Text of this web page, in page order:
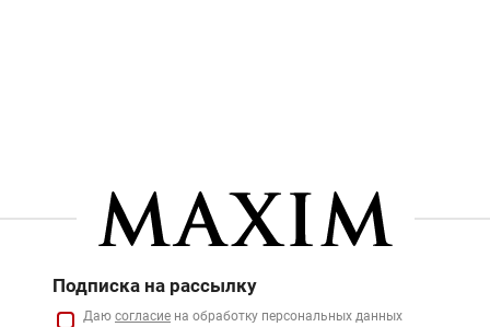
Подписка на рассылку
Даю согласие на обработку персональных данных